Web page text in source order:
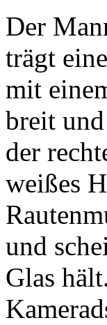
Der
trägt
mit
breit
der
weißes
und
Glas